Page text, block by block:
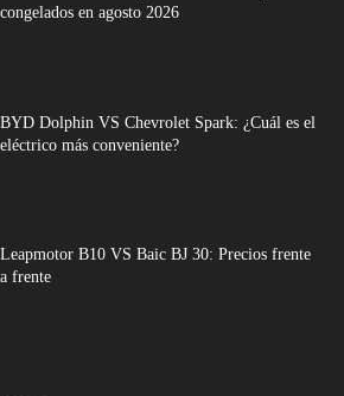
congelados en agosto 2026
BYD Dolphin VS Chevrolet Spark: ¿Cuál es el
eléctrico más conveniente?
Leapmotor B10 VS Baic BJ 30: Precios frente
a frente